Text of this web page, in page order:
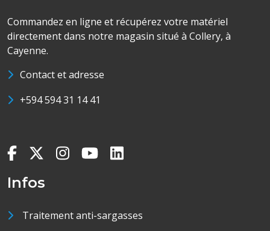
Commandez en ligne et récupérez votre matériel
directement dans notre magasin situé à Collery, à
Cayenne.
Contact et adresse
+594 594 31 14 41
Infos
Traitement anti-sargasses